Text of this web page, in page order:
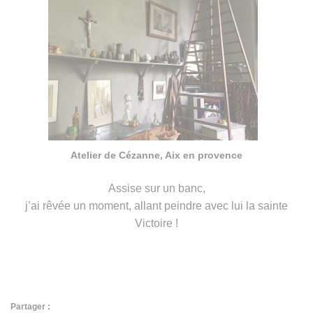
Atelier de Cézanne, Aix en provence
Assise sur un banc,
j’ai rêvée un moment, allant peindre avec lui la sainte
Victoire !
Partager :